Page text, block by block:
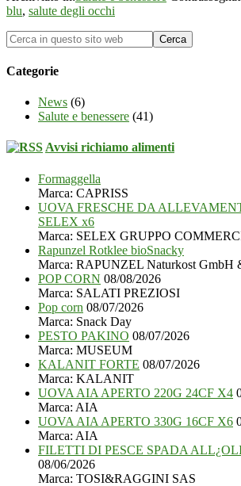
blu, salute degli occhi
Categorie
News (6)
Salute e benessere (41)
Avvisi richiamo alimenti
Formaggella
Marca: CAPRISS
UOVA FRESCHE DA
SELEX x6
Marca: SELEX GRUPPO
Rapunzel Rotklee bioSnacky
Marca: RAPUNZEL Naturkost GmbH
POP CORN 08/08/2026
Marca: SALATI PREZIOSI
Pop corn 08/07/2026
Marca: Snack Day
PESTO PAKINO 08/07/2026
Marca: MUSEUM
KALANIT FORTE 08/07/2026
Marca: KALANIT
UOVA AIA APERTO 220G 24CF X4
Marca: AIA
UOVA AIA APERTO 330G 16CF X6
Marca: AIA
FILETTI DI PESCE SPADA
08/06/2026
Marca: TOSI&RAGGINI SAS